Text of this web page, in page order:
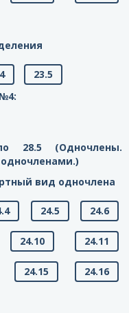
23.5
28.5 (Одночлены.
вид одночлена
24.5 24.6
24.10 24.11
24.15 24.16